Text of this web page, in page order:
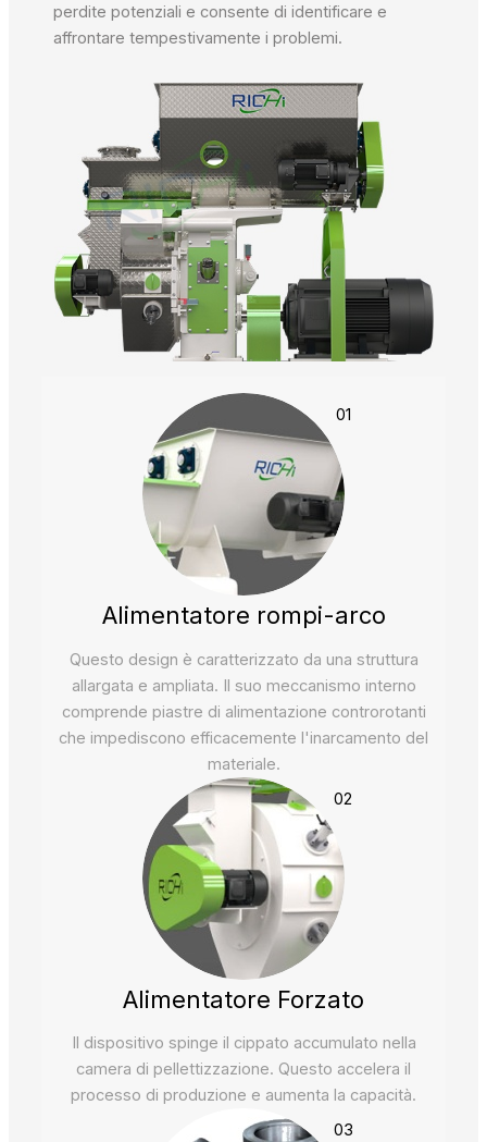
perdite potenziali e consente di identificare e
affrontare tempestivamente i problemi.
01
Alimentatore rompi-arco
Questo design è caratterizzato da una struttura
allargata e ampliata. Il suo meccanismo interno
comprende piastre di alimentazione controrotanti
che impediscono efficacemente l'inarcamento del
materiale.
02
Alimentatore Forzato
Il dispositivo spinge il cippato accumulato nella
camera di pellettizzazione. Questo accelera il
processo di produzione e aumenta la capacità.
03